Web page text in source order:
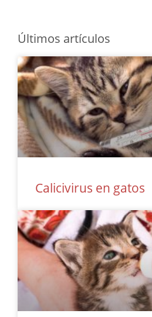
Últimos artículos
Calicivirus en gatos